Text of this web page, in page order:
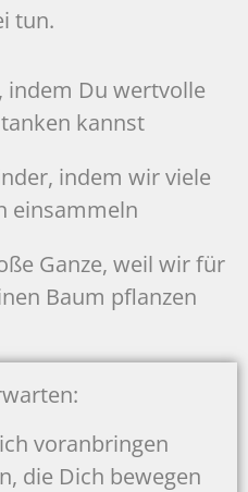
tun.
indem Du wertvolle
kannst
indem wir viele
einsammeln
Ganze, weil wir für
Baum pflanzen
voranbringen
die Dich bewegen